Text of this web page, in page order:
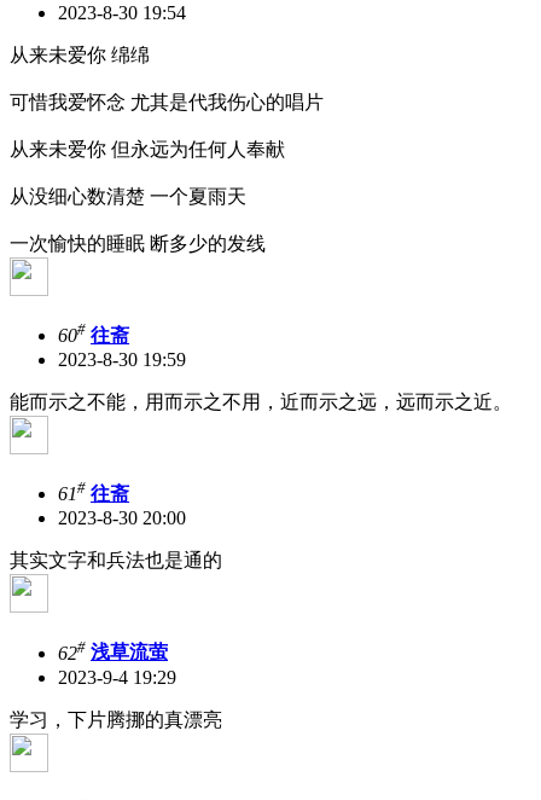
2023-8-30 19:54
从来未爱你 绵绵
可惜我爱怀念 尤其是代我伤心的唱片
从来未爱你 但永远为任何人奉献
从没细心数清楚 一个夏雨天
一次愉快的睡眠 断多少的发线
60# 往斋
2023-8-30 19:59
能而示之不能，用而示之不用，近而示之远，远而示之近。
61# 往斋
2023-8-30 20:00
其实文字和兵法也是通的
62# 浅草流萤
2023-9-4 19:29
学习，下片腾挪的真漂亮